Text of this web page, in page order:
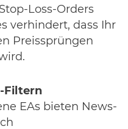
Loss-Orders
verhindert, dass Ihr
Preissprüngen
Filtern
EAs bieten News-